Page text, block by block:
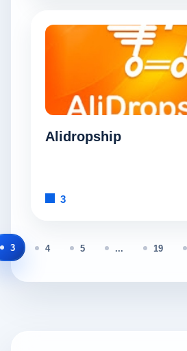
Alidropship
3
3 4 5 ... 19